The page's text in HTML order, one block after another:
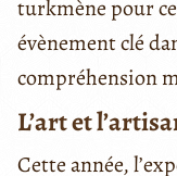
turkmène pour
évènement clé
compréhension
L’art et
Cette année,